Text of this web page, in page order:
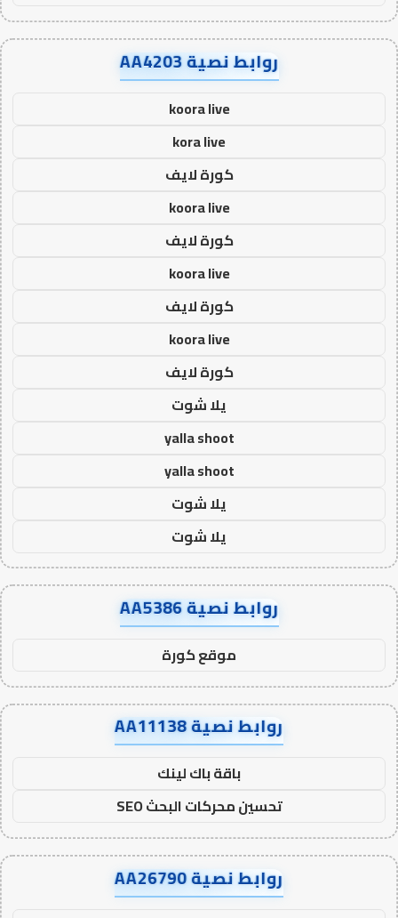
روابط نصية AA4203
koora live
kora live
كورة لايف
koora live
كورة لايف
koora live
كورة لايف
koora live
كورة لايف
يلا شوت
yalla shoot
yalla shoot
يلا شوت
يلا شوت
روابط نصية AA5386
موقع كورة
روابط نصية AA11138
باقة باك لينك
تحسين محركات البحث SEO
روابط نصية AA26790